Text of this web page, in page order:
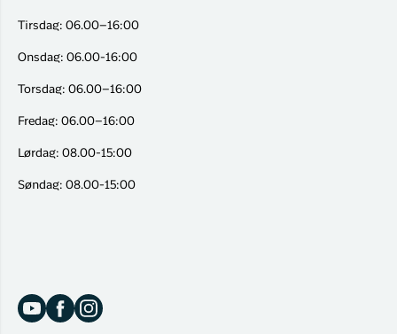
Tirsdag: 06.00–16:00
Onsdag: 06.00-16:00
Torsdag: 06.00–16:00
Fredag: 06.00–16:00
Lørdag: 08.00-15:00
Søndag: 08.00-15:00